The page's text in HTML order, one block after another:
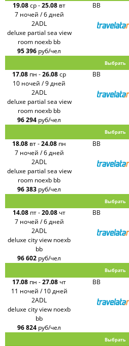
19.08ср-25.08 вт
7 ночей / 6 дней
BB
2ADL
deluxe partial sea view
room noexb bb
95 396 руб/чел
Выбрать
17.08 пн -26.08ср
10 ночей / 9 дней
BB
2ADL
deluxe partial sea view
room noexb bb
96 294 руб/чел
Выбрать
18.08 вт-24.08 пн
7 ночей / 6 дней
BB
2ADL
deluxe partial sea view
room noexb bb
96 383 руб/чел
Выбрать
14.08 пт-20.08 чт
7 ночей / 6 дней
BB
2ADL
deluxe city view noexb
bb
96 602 руб/чел
Выбрать
17.08 пн -27.08 чт
11 ночей / 10 дней
BB
2ADL
deluxe city view noexb
bb
96 824 руб/чел
Выбрать